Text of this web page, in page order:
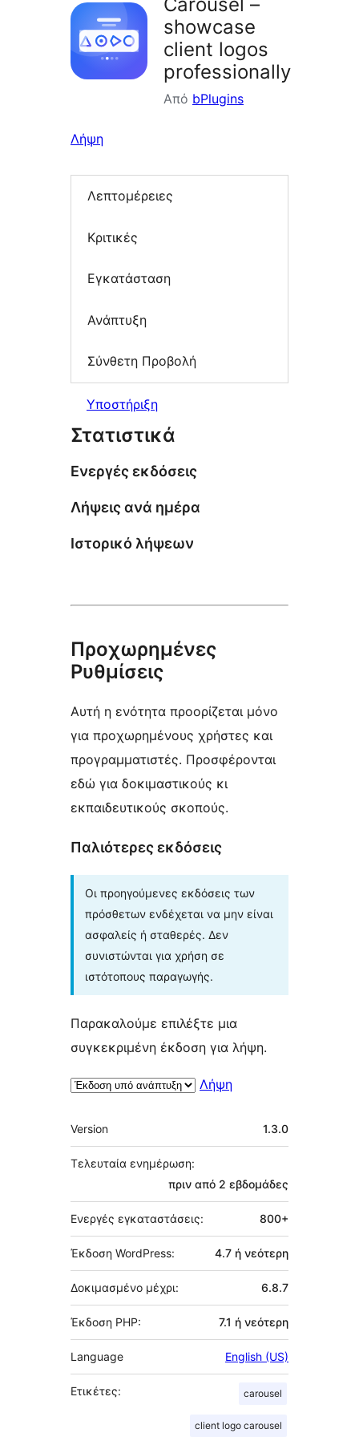
showcase
client logos
professionally
Από bPlugins
Λήψη
Λεπτομέρειες
Κριτικές
Εγκατάσταση
Ανάπτυξη
Σύνθετη Προβολή
Υποστήριξη
Στατιστικά
Ενεργές εκδόσεις
Λήψεις ανά ημέρα
Ιστορικό λήψεων
Προχωρημένες
Ρυθμίσεις
Αυτή η ενότητα προορίζεται μόνο
για προχωρημένους χρήστες και
προγραμματιστές. Προσφέρονται
εδώ για δοκιμαστικούς κι
εκπαιδευτικούς σκοπούς.
Παλιότερες εκδόσεις
Οι προηγούμενες εκδόσεις των
πρόσθετων ενδέχεται να μην είναι
ασφαλείς ή σταθερές. Δεν
συνιστώνται για χρήση σε
ιστότοπους παραγωγής.
Παρακαλούμε επιλέξτε μια
συγκεκριμένη έκδοση για λήψη.
Λήψη
Μεταστοιχεία
Version 1.3.0
Τελευταία ενημέρωση:
πριν από 2 εβδομάδες
Ενεργές εγκαταστάσεις: 800+
Έκδοση WordPress: 4.7 ή νεότερη
Δοκιμασμένο μέχρι: 6.8.7
Έκδοση PHP: 7.1 ή νεότερη
Language English (US)
Ετικέτες: carousel
client logo carousel